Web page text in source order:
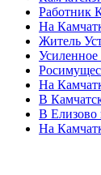
Работник
На
Житель
Усиленное
На
В
В Елизово
На